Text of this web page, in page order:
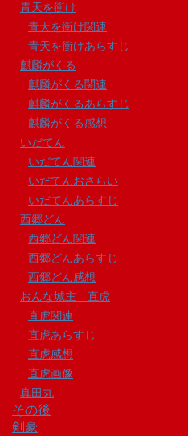
青天を衝け
青天を衝け関連
青天を衝けあらすじ
麒麟がくる
麒麟がくる関連
麒麟がくるあらすじ
麒麟がくる感想
いだてん
いだてん関連
いだてんおさらい
いだてんあらすじ
西郷どん
西郷どん関連
西郷どんあらすじ
西郷どん感想
おんな城主 直虎
直虎関連
直虎あらすじ
直虎感想
直虎画像
真田丸
その後
剣豪